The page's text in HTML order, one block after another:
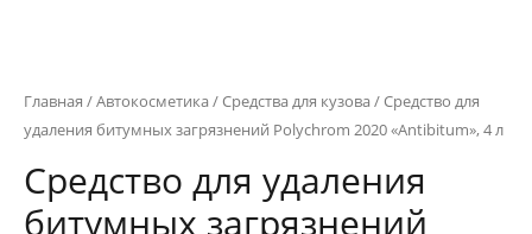
Главная /Автокосметика/Средства для кузова/ Средство для
удаления битумных загрязнений Polychrom 2020 «Antibitum», 4 л
Средство для удаления
битумных загрязнений